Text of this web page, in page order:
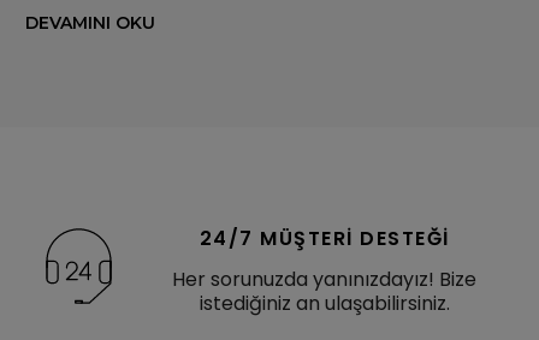
DEVAMINI OKU
24/7 MÜŞTERI DESTEĞI
Her sorunuzda yanınızdayız! Bize
istediğiniz an ulaşabilirsiniz.